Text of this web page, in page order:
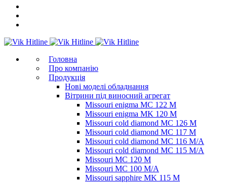
Головна
Про компанію
Продукція
Нові моделі обладнання
Вітрини під виносний агрегат
Missouri enigma MC 122 M
Missouri enigma MK 120 M
Missouri cold diamond MC 126 M
Missouri cold diamond MC 117 M
Missouri cold diamond MC 116 M/A
Missouri cold diamond MC 115 M/A
Missouri MC 120 M
Missouri MC 100 M/A
Missouri sapphire MK 115 M